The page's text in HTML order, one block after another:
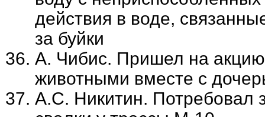
действия в воде,
за буйки
А. Чибис. Пришел на
животными вместе с
А.С. Никитин. Потребовал